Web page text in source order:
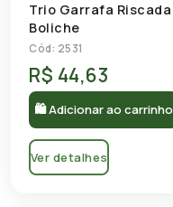
Trio Garrafa Riscada
Boliche
Cód: 2531
R$ 44,63
🛍 Adicionar ao carrinho
Ver detalhes